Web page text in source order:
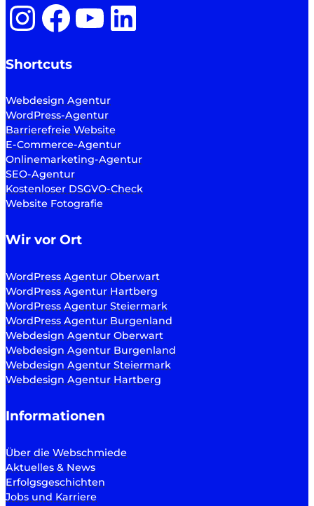
InstagramFacebook YouTube LinkedIn
Shortcuts
Webdesign Agentur
WordPress-Agentur
Barrierefreie Website
E-Commerce-Agentur
Onlinemarketing-Agentur
SEO-Agentur
Kostenloser DSGVO-Check
Website Fotografie
Wir vor Ort
WordPress Agentur Oberwart
WordPress Agentur Hartberg
WordPress Agentur Steiermark
WordPress Agentur Burgenland
Webdesign Agentur Oberwart
Webdesign Agentur Burgenland
Webdesign Agentur Steiermark
Webdesign Agentur Hartberg
Informationen
Über die Webschmiede
Aktuelles & News
Erfolgsgeschichten
Jobs und Karriere